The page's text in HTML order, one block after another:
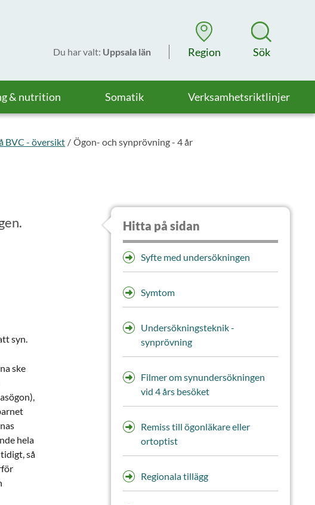
Du har valt: Uppsala län Region Sök
& nutrition Somatik Verksamhetsriktlinjer
BVC - översikt Ögon- och synprövning - 4 år
syn.
ske
hela
så
Hitta på sidan
Syfte med undersökningen
Symtom
Undersökningsteknik -
synprövning
Filmer om synundersökningen
vid 4 års besöket
Remiss till ögonläkare eller
ortoptist
Regionala tillägg